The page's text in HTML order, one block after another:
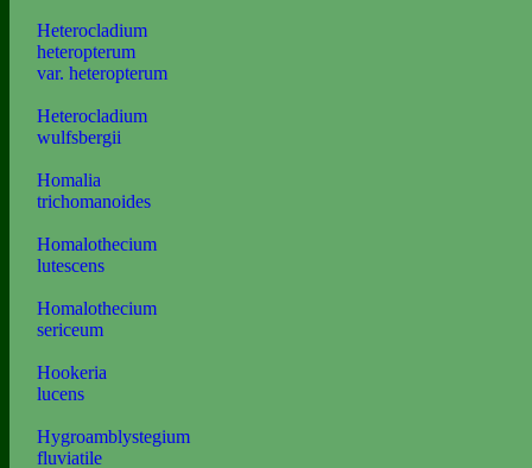
Heterocladium
heteropterum
var. heteropterum
Heterocladium
wulfsbergii
Homalia
trichomanoides
Homalothecium
lutescens
Homalothecium
sericeum
Hookeria
lucens
Hygroamblystegium
fluviatile